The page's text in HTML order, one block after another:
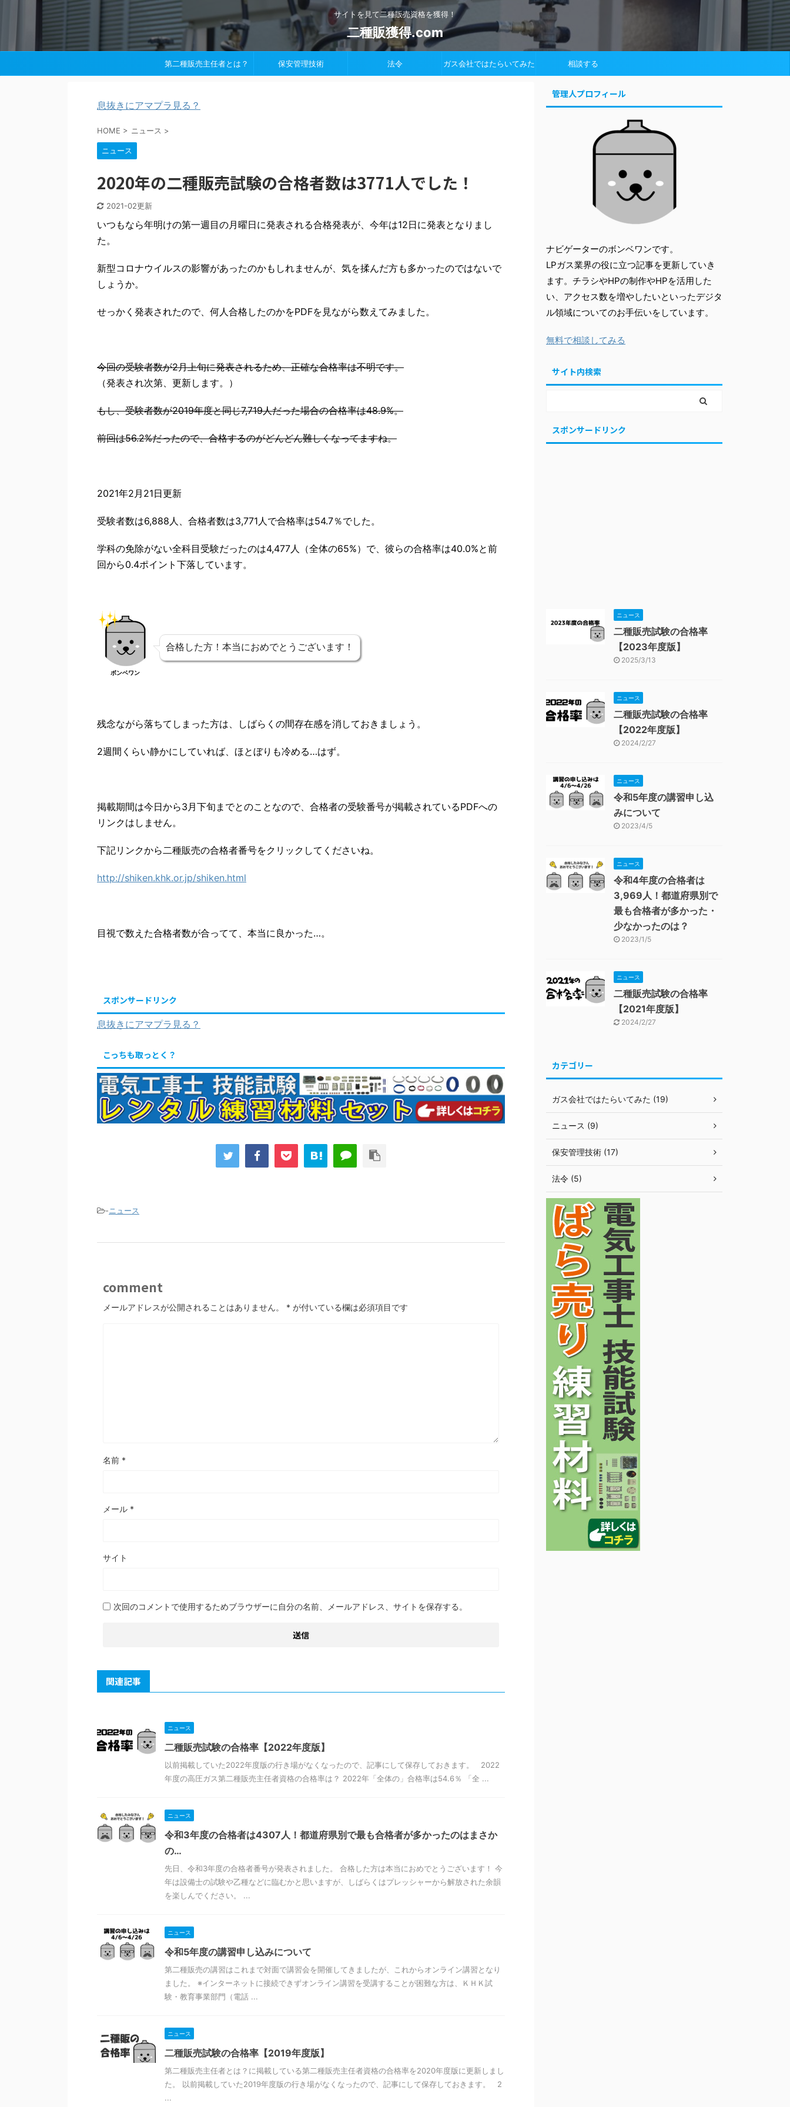
サイトを見て二種販売資格を獲得！
二種販獲得.com
第二種販売主任者とは？ 保安管理技術 法令 ガス会社ではたらいてみた 相談する
息抜きにアマプラ見る？
HOME > ニュース >
ニュース
2020年の二種販売試験の合格者数は3771人でした！
2021-02更新
いつもなら年明けの第一週目の月曜日に発表される合格発表が、今年は12日に発表となりまし
た。
新型コロナウイルスの影響があったのかもしれませんが、気を揉んだ方も多かったのではないで
しょうか。
せっかく発表されたので、何人合格したのかをPDFを見ながら数えてみました。
今回の受験者数が2月上旬に発表されるため、正確な合格率は不明です。
（発表され次第、更新します。）
もし、受験者数が2019年度と同じ7,719人だった場合の合格率は48.9%。
前回は56.2%だったので、合格するのがどんどん難しくなってますね。
2021年2月21日更新
受験者数は6,888人、合格者数は3,771人で合格率は54.7％でした。
学科の免除がない全科目受験だったのは4,477人（全体の65%）で、彼らの合格率は40.0%と前
回から0.4ポイント下落しています。
ボンベワン
合格した方！本当におめでとうございます！
残念ながら落ちてしまった方は、しばらくの間存在感を消しておきましょう。
2週間くらい静かにしていれば、ほとぼりも冷める…はず。
掲載期間は今日から3月下旬までとのことなので、合格者の受験番号が掲載されているPDFへの
リンクはしません。
下記リンクから二種販売の合格者番号をクリックしてくださいね。
http://shiken.khk.or.jp/shiken.html
目視で数えた合格者数が合ってて、本当に良かった…。
スポンサードリンク
息抜きにアマプラ見る？
こっちも取っとく？
-ニュース
comment
メールアドレスが公開されることはありません。 * が付いている欄は必須項目です
名前 *
メール *
サイト
次回のコメントで使用するためブラウザーに自分の名前、メールアドレス、サイトを保存する。
関連記事
ニュース
二種販売試験の合格率【2022年度版】
以前掲載していた2022年度版の行き場がなくなったので、記事にして保存しておきます。 2022
年度の高圧ガス第二種販売主任者資格の合格率は？ 2022年「全体の」合格率は54.6％ 「全 ...
ニュース
令和3年度の合格者は4307人！都道府県別で最も合格者が多かったのはまさか
の…
先日、令和3年度の合格者番号が発表されました。 合格した方は本当におめでとうございます！ 今
年は設備士の試験や乙種などに臨むかと思いますが、しばらくはプレッシャーから解放された余韻
を楽しんでください。 ...
ニュース
令和5年度の講習申し込みについて
第二種販売の講習はこれまで対面で講習会を開催してきましたが、これからオンライン講習となり
ました。 ※インターネットに接続できずオンライン講習を受講することが困難な方は、ＫＨＫ試
験・教育事業部門（電話 ...
ニュース
二種販売試験の合格率【2019年度版】
第二種販売主任者とは？に掲載している第二種販売主任者資格の合格率を2020年度版に更新しまし
た。 以前掲載していた2019年度版の行き場がなくなったので、記事にして保存しておきます。 2
...
管理人プロフィール
ナビゲーターのボンベワンです。
LPガス業界の役に立つ記事を更新していき
ます。チラシやHPの制作やHPを活用した
い、アクセス数を増やしたいといったデジタ
ル領域についてのお手伝いをしています。
無料で相談してみる
サイト内検索
スポンサードリンク
ニュース
二種販売試験の合格率
【2023年度版】
2025/3/13
ニュース
二種販売試験の合格率
【2022年度版】
2024/2/27
ニュース
令和5年度の講習申し込
みについて
2023/4/5
ニュース
令和4年度の合格者は
3,969人！都道府県別で
最も合格者が多かった・
少なかったのは？
2023/1/5
ニュース
二種販売試験の合格率
【2021年度版】
2024/2/27
カテゴリー
ガス会社ではたらいてみた (19)
ニュース (9)
保安管理技術 (17)
法令 (5)